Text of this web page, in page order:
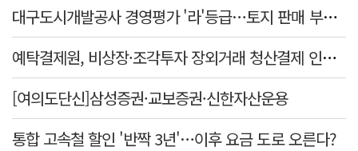
대구도시개발공사 경영평가 '라'등급…토지 판매 부진에 1년 만에 두 단계 '뚝'
예탁결제원, 비상장·조각투자 장외거래 청산결제 인프라 구축 착수…연내 가동
[여의도단신]삼성증권·교보증권·신한자산운용
통합 고속철 할인 '반짝 3년'…이후 요금 도로 오른다?